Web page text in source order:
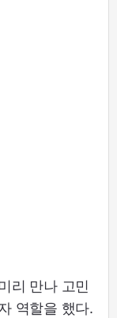
리 만나 고민
역할을 했다.